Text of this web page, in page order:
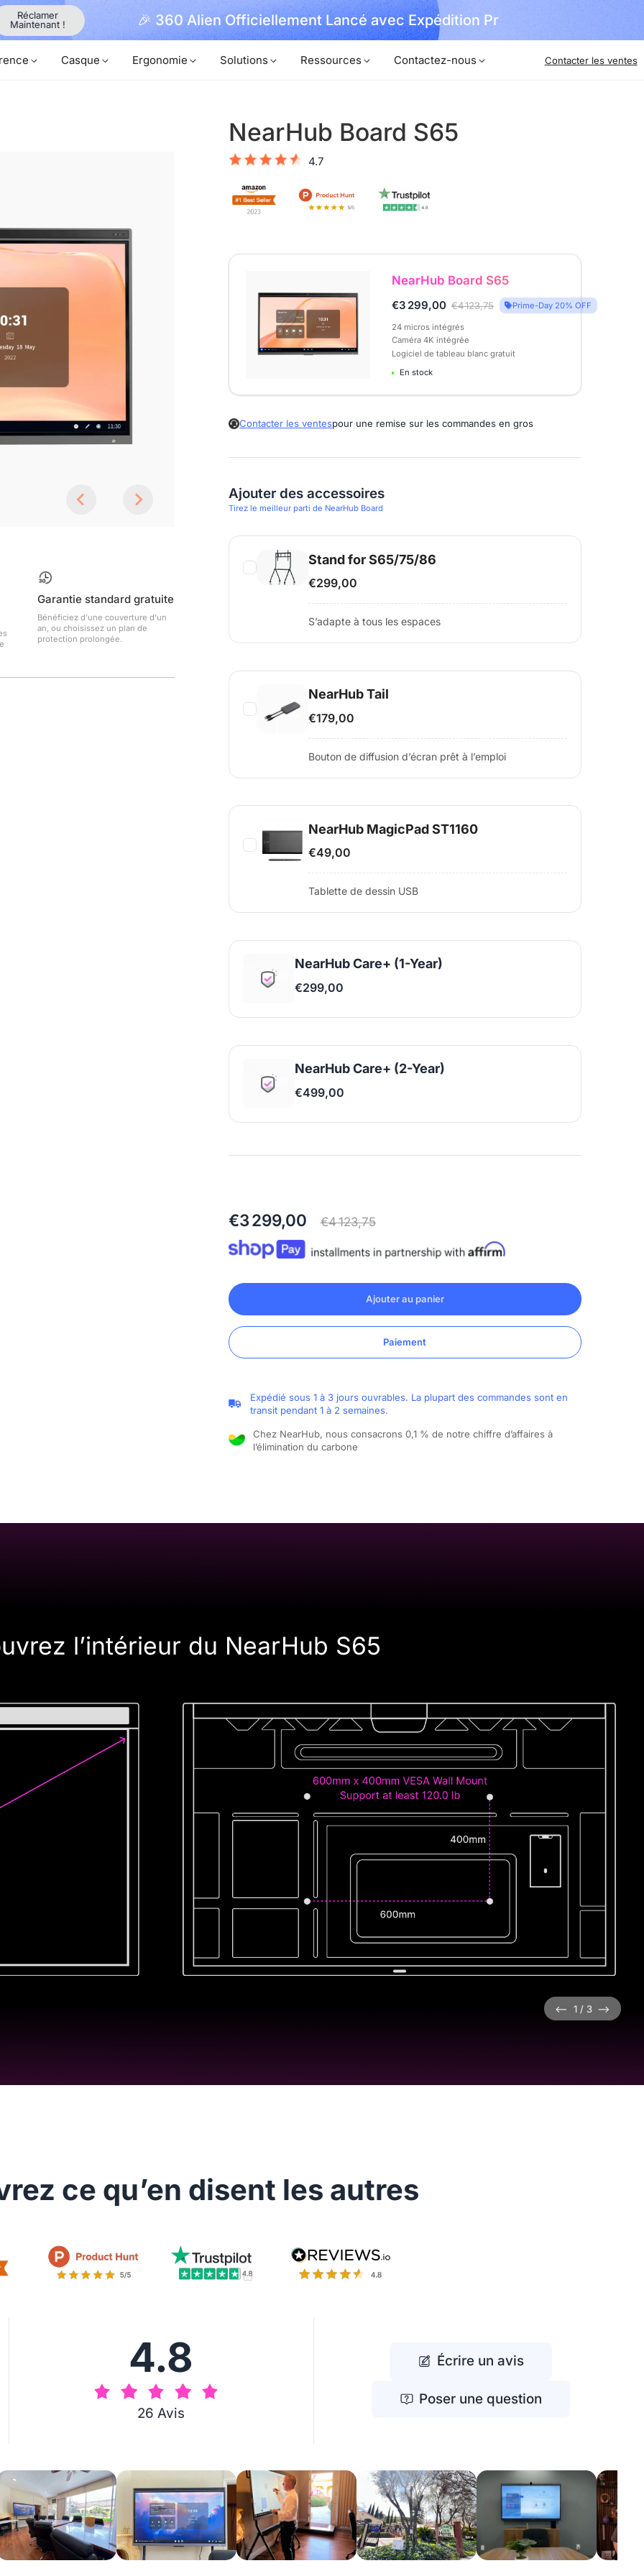
Lancé avec Expédition Prioritaire Commander Maintenant !
Casque Ergonomie Solutions Ressources Contactez-nous Contacter les ventes
Garantie standard gratuite
Bénéficiez d’une couverture d’un
an, ou choisissez un plan de
protection prolongée.
NearHub Board S65
4.7
NearHub Board S65
€3 299,00 €4 123,75 Prime-Day 20% OFF
24 micros intégrés
Caméra 4K intégrée
Logiciel de tableau blanc gratuit
En stock
Contacter les ventespour une remise sur les commandes en gros
Ajouter des accessoires
Tirez le meilleur parti de NearHub Board
Stand for S65/75/86
€299,00
S’adapte à tous les espaces
NearHub Tail
€179,00
Bouton de diffusion d’écran prêt à l’emploi
NearHub MagicPad ST1160
€49,00
Tablette de dessin USB
NearHub Care+ (1-Year)
€299,00
NearHub Care+ (2-Year)
€499,00
€3 299,00 €4 123,75
Ajouter au panier
Paiement
Expédié sous 1 à 3 jours ouvrables. La plupart des commandes sont en
transit pendant 1 à 2 semaines.
Chez NearHub, nous consacrons 0,1 % de notre chiffre d’affaires à
l’élimination du carbone
l’intérieur du NearHub S65
<-- 1/ 3 -->
ce qu’en disent les autres
4.8
26 Avis
Écrire un avis
Poser une question